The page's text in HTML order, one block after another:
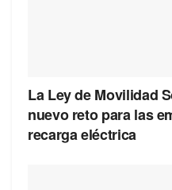
La Ley de Movilidad
nuevo reto para las
recarga eléctrica